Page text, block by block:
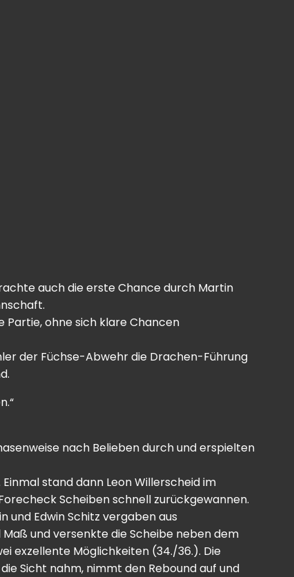
auch die erste Chance durch Martin
Partie, ohne sich klare Chancen
der Füchse-Abwehr die Drachen-Führung
nach Belieben durch und erspielten
stand dann Leon Willerscheid im
Scheiben schnell zurückgewannen.
und Edwin Schitz vergaben aus
und versenkte die Scheibe neben dem
exzellente Möglichkeiten (34./36.). Die
Sicht nahm, nimmt den Rebound auf und